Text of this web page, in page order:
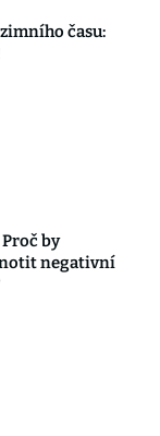
času:
by
negativní